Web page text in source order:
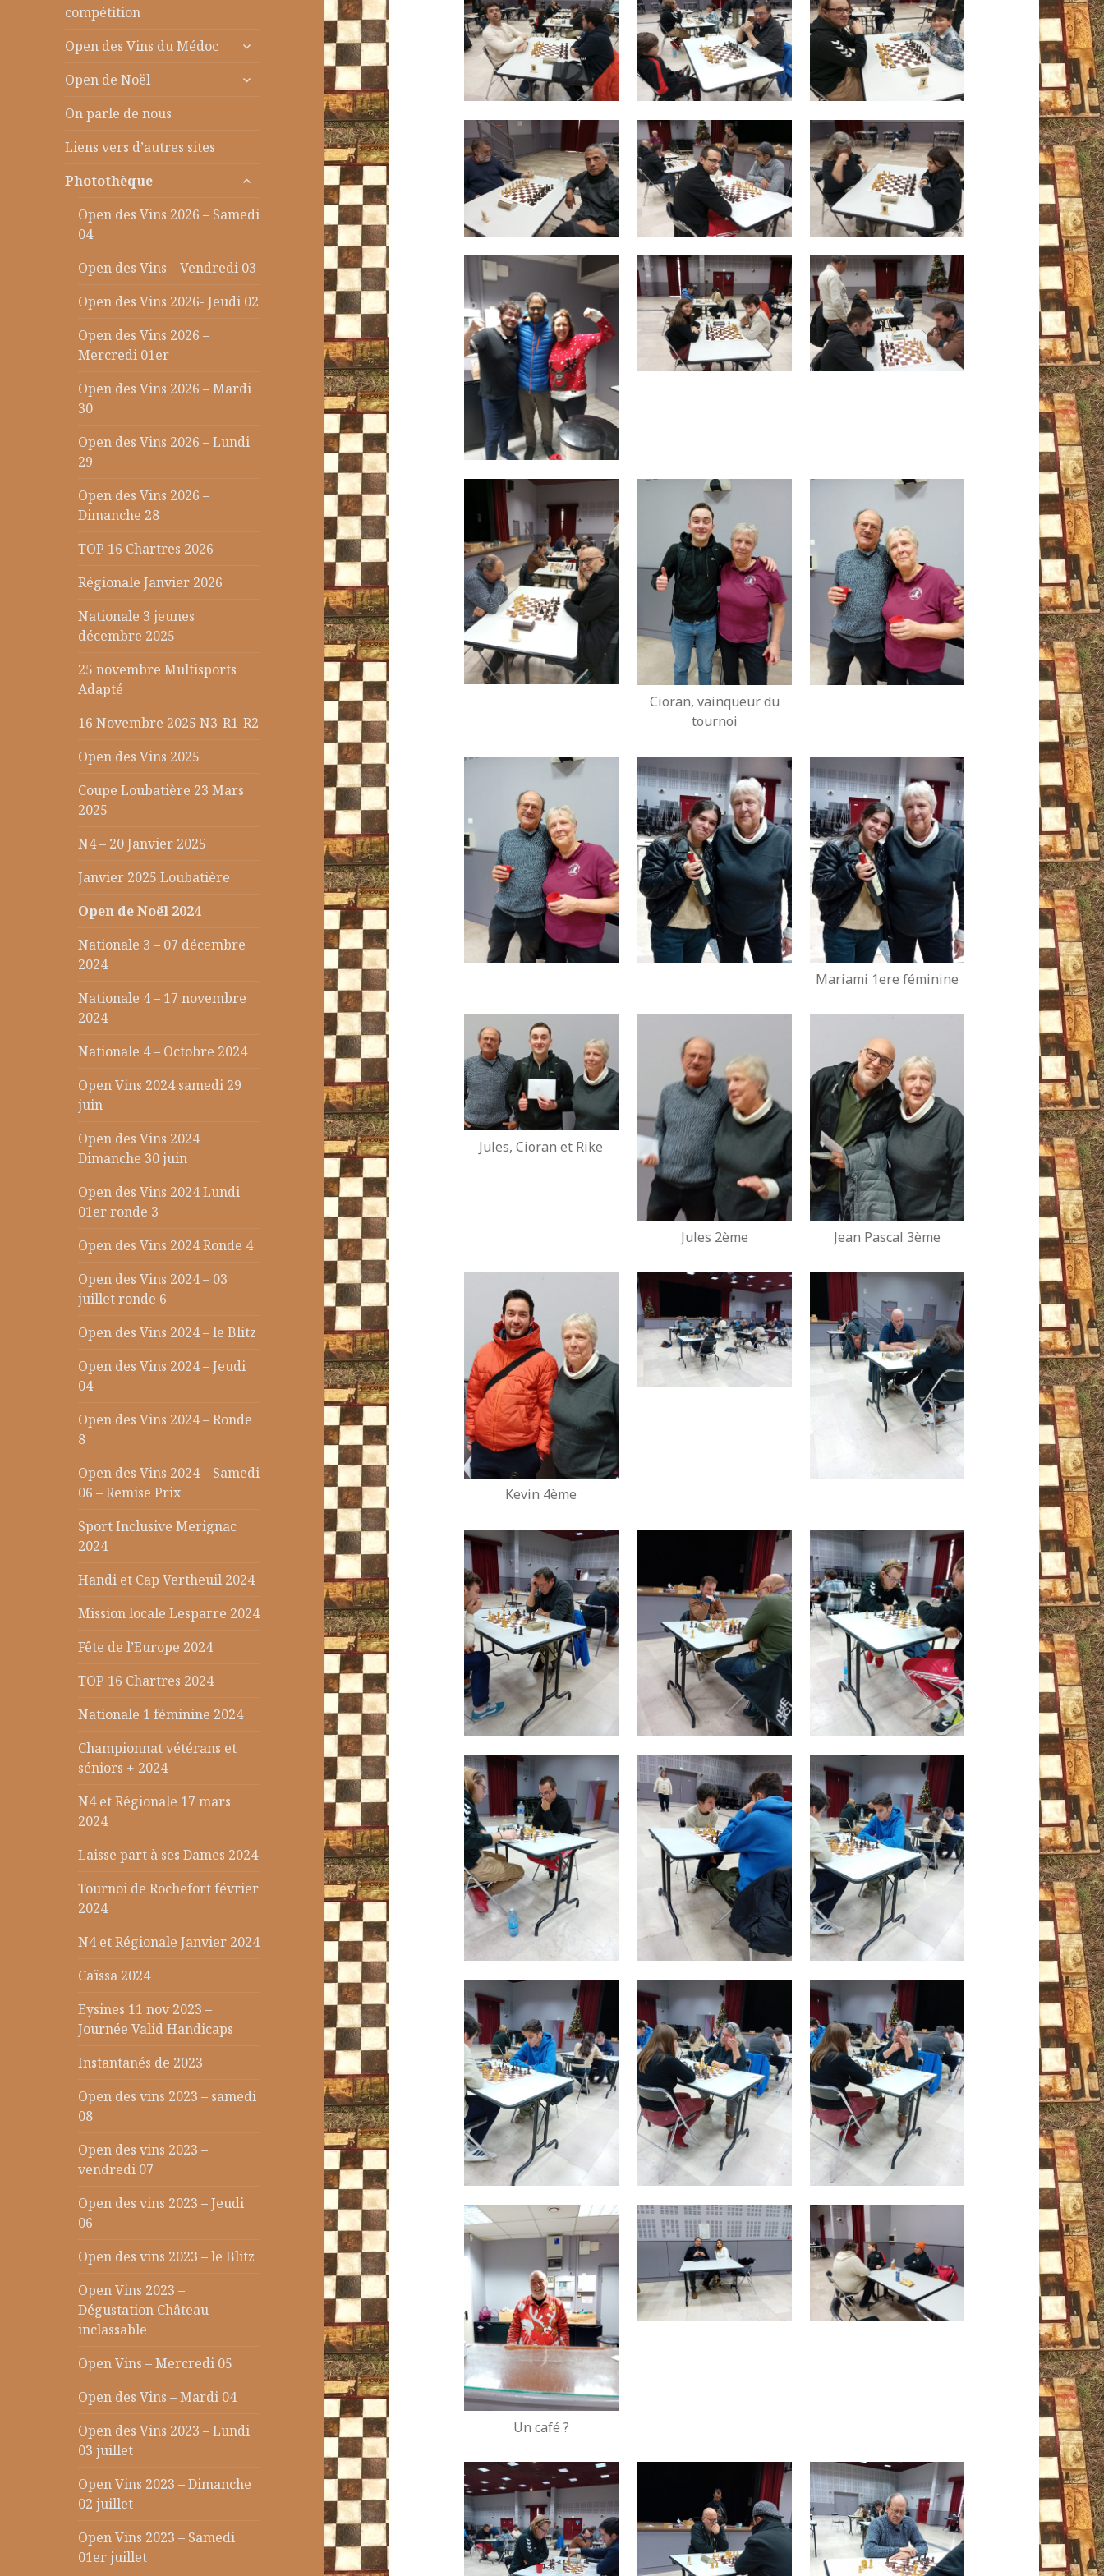
compétition
menu
Open des Vins du Médoc
ouvrir
sous-
Open de Noël
ouvrir
On parle de nous
Liens vers d’autres sites
Photothèque
ouvrir
sous-
Open des Vins 2026 – Samedi
04
Open des Vins – Vendredi 03
Open des Vins 2026- Jeudi 02
Open des Vins 2026 –
Mercredi 01er
Open des Vins 2026 – Mardi
30
Open des Vins 2026 – Lundi
29
Open des Vins 2026 –
Dimanche 28
TOP 16 Chartres 2026
Régionale Janvier 2026
Nationale 3 jeunes
décembre 2025
25 novembre Multisports
Adapté
16 Novembre 2025 N3-R1-R2
Open des Vins 2025
Coupe Loubatière 23 Mars
2025
N4 – 20 Janvier 2025
Janvier 2025 Loubatière
Open de Noël 2024
Nationale 3 – 07 décembre
2024
Nationale 4 – 17 novembre
2024
Nationale 4 – Octobre 2024
Open Vins 2024 samedi 29
juin
Open des Vins 2024
Dimanche 30 juin
Open des Vins 2024 Lundi
01er ronde 3
Open des Vins 2024 Ronde 4
Open des Vins 2024 – 03
juillet ronde 6
Open des Vins 2024 – le Blitz
Open des Vins 2024 – Jeudi
04
Open des Vins 2024 – Ronde
8
Open des Vins 2024 – Samedi
06 – Remise Prix
Sport Inclusive Merignac
2024
Handi et Cap Vertheuil 2024
Mission locale Lesparre 2024
Fête de l’Europe 2024
TOP 16 Chartres 2024
Nationale 1 féminine 2024
Championnat vétérans et
séniors + 2024
N4 et Régionale 17 mars
2024
Laisse part à ses Dames 2024
Tournoi de Rochefort février
2024
N4 et Régionale Janvier 2024
Caïssa 2024
Eysines 11 nov 2023 –
Journée Valid Handicaps
Instantanés de 2023
Open des vins 2023 – samedi
08
Open des vins 2023 –
vendredi 07
Open des vins 2023 – Jeudi
06
Open des vins 2023 – le Blitz
Open Vins 2023 –
Dégustation Château
inclassable
Open Vins – Mercredi 05
Open des Vins – Mardi 04
Open des Vins 2023 – Lundi
03 juillet
Open Vins 2023 – Dimanche
02 juillet
Open Vins 2023 – Samedi
01er juillet
Cioran, vainqueur du
tournoi
Mariami 1ere féminine
Jules, Cioran et Rike
Jules 2ème Jean Pascal 3ème
Kevin 4ème
Un café ?